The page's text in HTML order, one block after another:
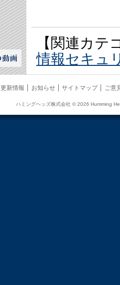
【関連カテ
情報セキュ
更新情報 お知らせ サイトマップ ご意
ハミングヘッズ株式会社 ©2026 Humming